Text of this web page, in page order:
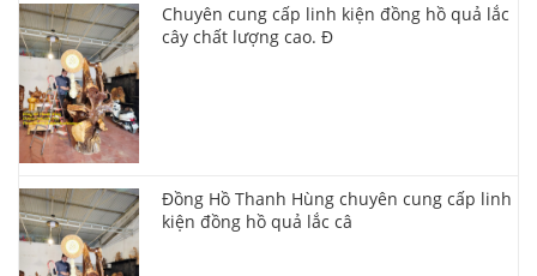
Chuyên cung cấp linh kiện đồng hồ quả lắc
cây chất lượng cao. Đ
Đồng Hồ Thanh Hùng chuyên cung cấp linh
kiện đồng hồ quả lắc câ